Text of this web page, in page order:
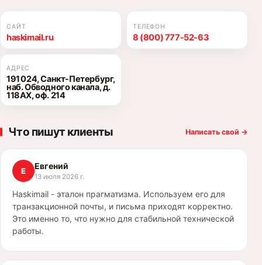
САЙТ
haskimail.ru
ТЕЛЕФОН
8 (800) 777-52-63
АДРЕС
191 024, Санкт-Петербург,
наб. Обводного канала, д.
118АХ, оф. 214
Что пишут клиенты Написать свой →
Е Евгений
13 июля 2026 г.
Haskimail - эталон прагматизма. Используем его для
транзакционной почты, и письма приходят корректно.
Это именно то, что нужно для стабильной технической
работы.